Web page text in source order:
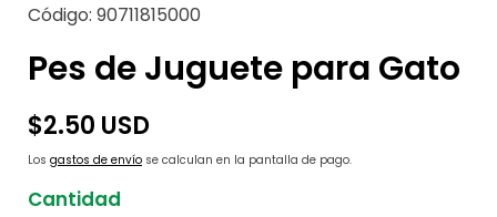
una
Código: SKU:
90711815000
Pes de Juguete para Gato
Precio
habitual
$2.50 USD
Los gastos de envío se calculan en la pantalla de pago.
Cantidad